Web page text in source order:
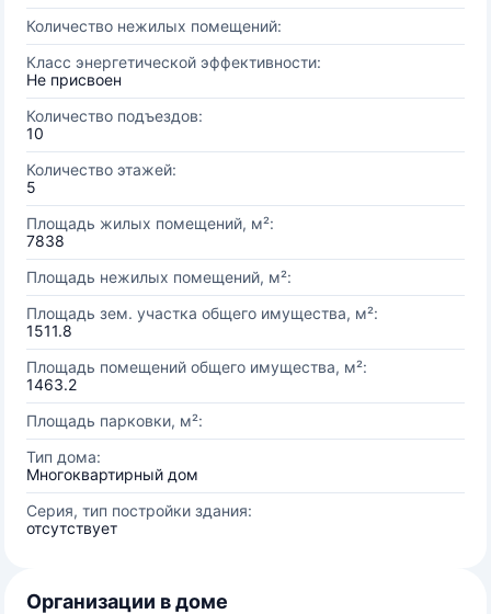
Количество нежилых помещений:
Класс энергетической эффективности:
Не присвоен
Количество подъездов:
10
Количество этажей:
5
Площадь жилых помещений, м²:
7838
Площадь нежилых помещений, м²:
Площадь зем. участка общего имущества, м²:
1511.8
Площадь помещений общего имущества, м²:
1463.2
Площадь парковки, м²:
Тип дома:
Многоквартирный дом
Серия, тип постройки здания:
отсутствует
Организации в доме